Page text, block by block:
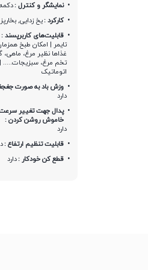
نمایشگر و کنترل :
کارکرد :یخ زدایی, بخارپز
قابلیت‌های کاربرپسند :
تایمر | امکان طبخ
غذاها نظیر مرغ،
تخم مرغ،
اتوماتیک
وزش باد به صورت
دارد
پدال جهت تغییر سرعت
خاموش روشن کردن :
دارد
قابلیت تنظیم ارتفاع :
قطع کن خودکار :دارد